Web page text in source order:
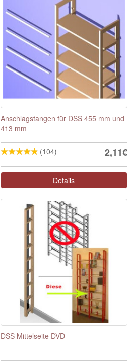
Anschlagstangen für DSS 455 mm und
413 mm
(104) 2,11€
Details
DSS Mittelseite DVD